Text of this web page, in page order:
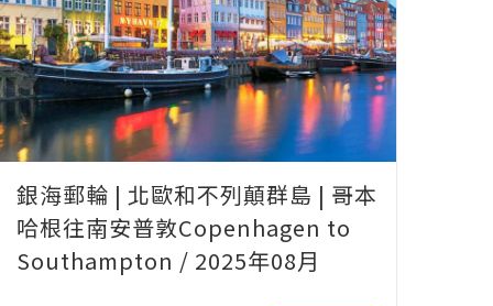
銀海郵輪 | 北歐和不列顛群島 | 哥本
哈根往南安普敦Copenhagen to
Southampton / 2025年08月